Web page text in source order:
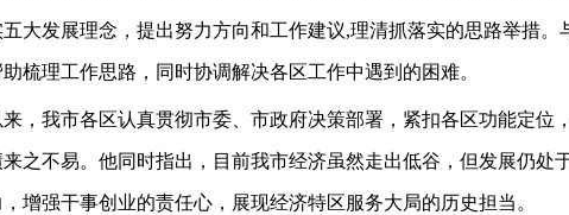
大发展理念，提出努力方向和工作建议,理清抓落实的思路举措。
梳理工作思路，同时协调解决各区工作中遇到的困难。
，我市各区认真贯彻市委、市政府决策部署，紧扣各区功能定
之不易。他同时指出，目前我市经济虽然走出低谷，但发展仍
增强干事创业的责任心，展现经济特区服务大局的历史担当。